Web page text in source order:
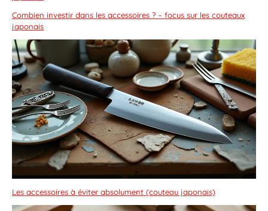
Combien investir dans les accessoires ? – focus sur les couteaux
japonais
Les accessoires à éviter absolument (couteau japonais)